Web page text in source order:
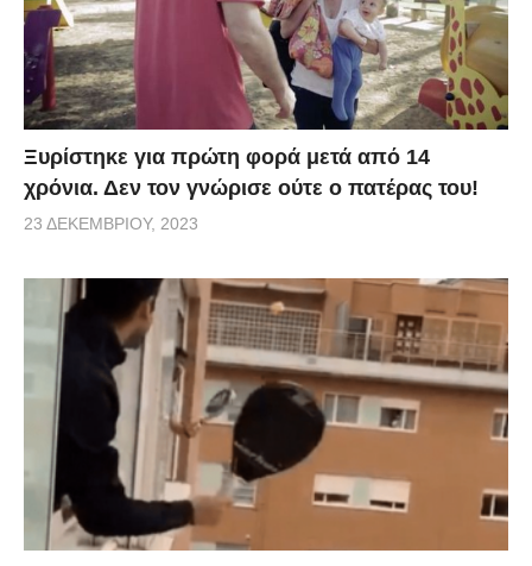
Ξυρίστηκε για πρώτη φορά μετά από 14
χρόνια. Δεν τον γνώρισε ούτε ο πατέρας του!
23 ΔΕΚΕΜΒΡΊΟΥ, 2023